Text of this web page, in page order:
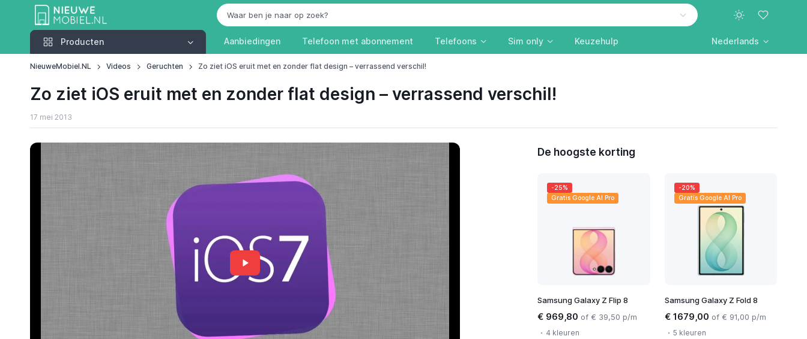
Producten
Producten Aanbiedingen Telefoon met abonnement Telefoons Sim only Keuzehulp Nederlands
NieuweMobiel.NL Videos Geruchten Zo ziet iOS eruit met en zonder flat design – verrassend verschil!
Zo ziet iOS eruit met en zonder flat design – verrassend verschil!
17 mei 2013
De hoogste korting
-25%
Gratis Google AI Pro
Samsung Galaxy Z Flip 8
€ 969,80 of € 39,50 p/m
4 kleuren
-20%
Gratis Google AI Pro
Samsung Galaxy Z Fold 8
€ 1679,00 of € 91,00 p/m
5 kleuren